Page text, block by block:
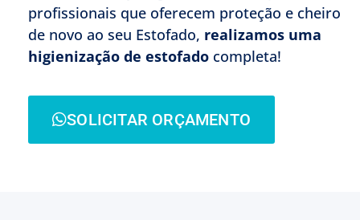
profissionais que oferecem proteção e cheiro
de novo ao seu Estofado, realizamos uma
higienização de estofado completa!
SOLICITAR ORÇAMENTO